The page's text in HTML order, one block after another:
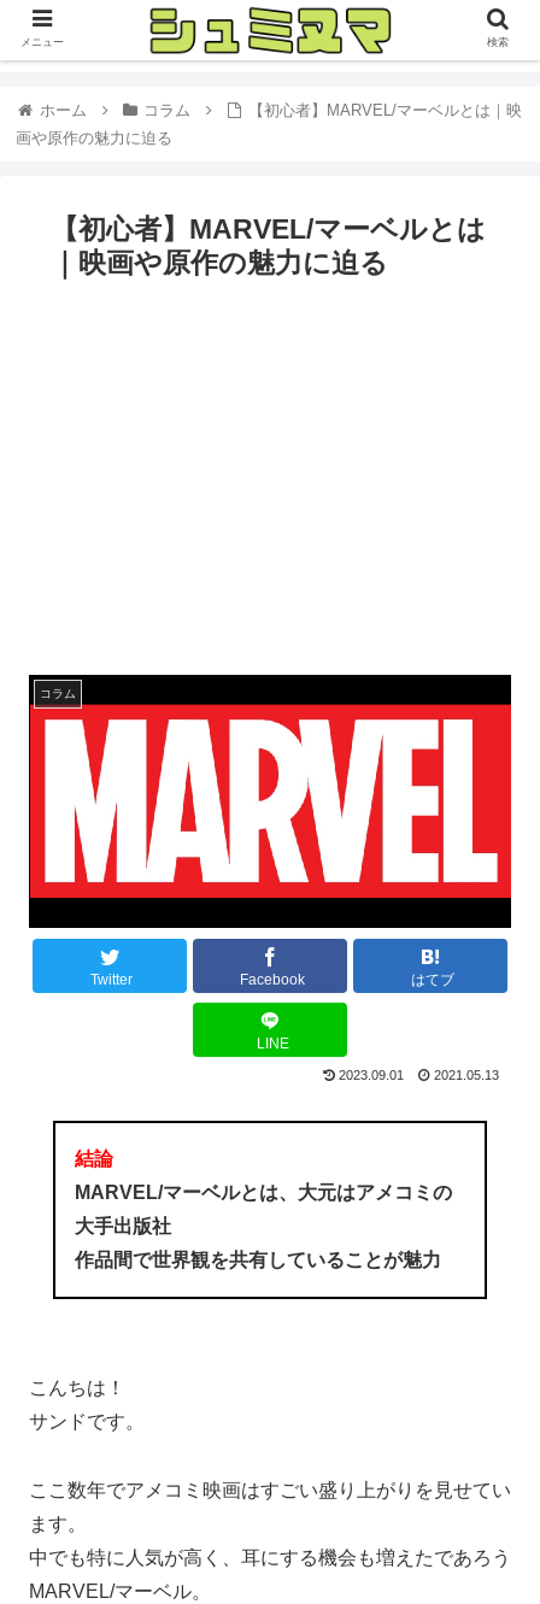
ホーム コラム
【初心者】MARVEL/マーベルとは｜映
画や原作の魅力に迫る
【初心者】MARVEL/マーベルとは
｜映画や原作の魅力に迫る
コラム
Twitter Facebook はてブ
LINE
2023.09.01 2021.05.13
結論
MARVEL/マーベルとは、大元はアメコミの
大手出版社
作品間で世界観を共有していることが魅力
こんちは！
サンドです。
ここ数年でアメコミ映画はすごい盛り上がりを見せてい
ます。
中でも特に人気が高く、耳にする機会も増えたであろう
MARVEL/マーベル。
メニュー 検索